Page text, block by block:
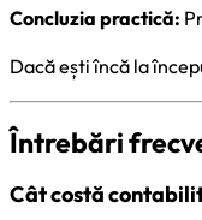
Concluzia practică:
Dacă ești încă la
Întrebări
Cât costă